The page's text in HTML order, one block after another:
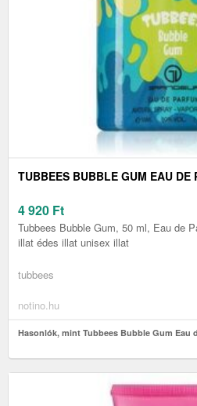
TUBBEES BUBBLE GUM EAU DE
4 920 Ft
Tubbees Bubble Gum, 50 ml, Eau de
illat édes illat unisex illat
tubbees
notino.hu
Hasonlók, mint Tubbees Bubble Gum Eau